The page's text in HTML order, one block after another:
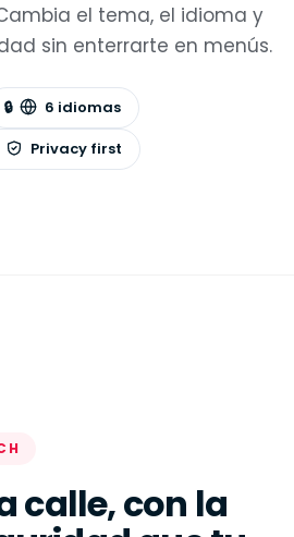
el tema, el idioma y
sin enterrarte en menús.
6 idiomas
Privacy first
calle, con la